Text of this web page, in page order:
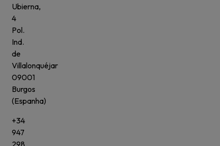
Ubierna,
4
Pol.
Ind.
de
Villalonquéjar
09001
Burgos
(Espanha)
+34
947
298